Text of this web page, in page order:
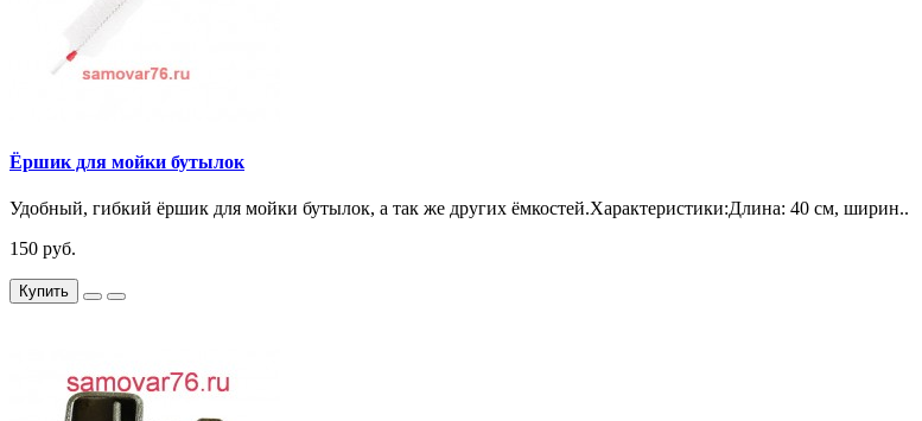
Ёршик для мойки бутылок
Удобный, гибкий ёршик для мойки бутылок, а так же других ёмкостей.Характеристики:Длина: 40 см, ширин..
150 руб.
Купить